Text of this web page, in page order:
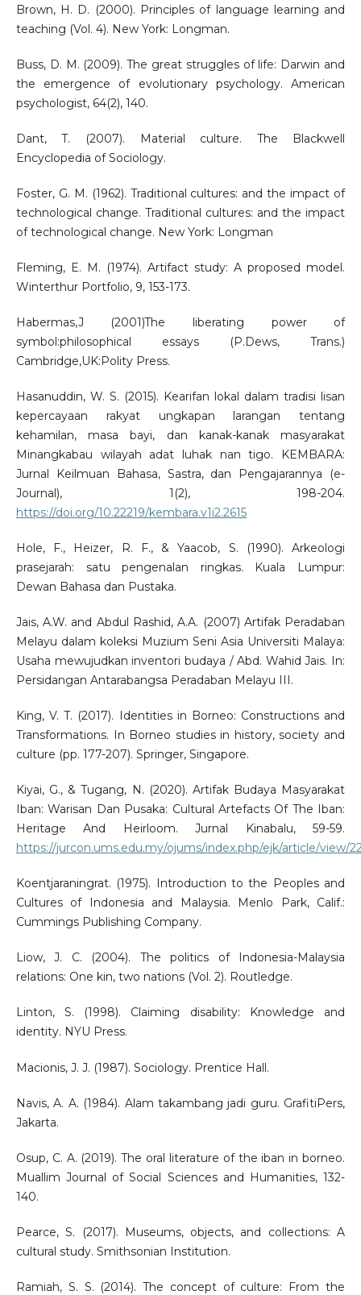
Brown, H. D. (2000). Principles of language learning and
teaching (Vol. 4). New York: Longman.
Buss, D. M. (2009). The great struggles of life: Darwin and
the emergence of evolutionary psychology. American
psychologist, 64(2), 140.
Dant, T. (2007). Material culture. The Blackwell
Encyclopedia of Sociology.
Foster, G. M. (1962). Traditional cultures: and the impact of
technological change. Traditional cultures: and the impact
of technological change. New York: Longman
Fleming, E. M. (1974). Artifact study: A proposed model.
Winterthur Portfolio, 9, 153-173.
Habermas,J (2001)The liberating power of
symbol:philosophical essays (P.Dews, Trans.)
Cambridge,UK:Polity Press.
Hasanuddin, W. S. (2015). Kearifan lokal dalam tradisi lisan
kepercayaan rakyat ungkapan larangan tentang
kehamilan, masa bayi, dan kanak-kanak masyarakat
Minangkabau wilayah adat luhak nan tigo. KEMBARA:
Jurnal Keilmuan Bahasa, Sastra, dan Pengajarannya (e-
Journal), 1(2), 198-204.
https://doi.org/10.22219/kembara.v1i2.2615
Hole, F., Heizer, R. F., & Yaacob, S. (1990). Arkeologi
prasejarah: satu pengenalan ringkas. Kuala Lumpur:
Dewan Bahasa dan Pustaka.
Jais, A.W. and Abdul Rashid, A.A. (2007) Artifak Peradaban
Melayu dalam koleksi Muzium Seni Asia Universiti Malaya:
Usaha mewujudkan inventori budaya / Abd. Wahid Jais. In:
Persidangan Antarabangsa Peradaban Melayu III.
King, V. T. (2017). Identities in Borneo: Constructions and
Transformations. In Borneo studies in history, society and
culture (pp. 177-207). Springer, Singapore.
Kiyai, G., & Tugang, N. (2020). Artifak Budaya Masyarakat
Iban: Warisan Dan Pusaka: Cultural Artefacts Of The Iban:
Heritage And Heirloom. Jurnal Kinabalu, 59-59.
https://jurcon.ums.edu.my/ojums/index.php/ejk/article/view/
Koentjaraningrat. (1975). Introduction to the Peoples and
Cultures of Indonesia and Malaysia. Menlo Park, Calif.:
Cummings Publishing Company.
Liow, J. C. (2004). The politics of Indonesia-Malaysia
relations: One kin, two nations (Vol. 2). Routledge.
Linton, S. (1998). Claiming disability: Knowledge and
identity. NYU Press.
Macionis, J. J. (1987). Sociology. Prentice Hall.
Navis, A. A. (1984). Alam takambang jadi guru. GrafitiPers,
Jakarta.
Osup, C. A. (2019). The oral literature of the iban in borneo.
Muallim Journal of Social Sciences and Humanities, 132-
140.
Pearce, S. (2017). Museums, objects, and collections: A
cultural study. Smithsonian Institution.
Ramiah, S. S. (2014). The concept of culture: From the